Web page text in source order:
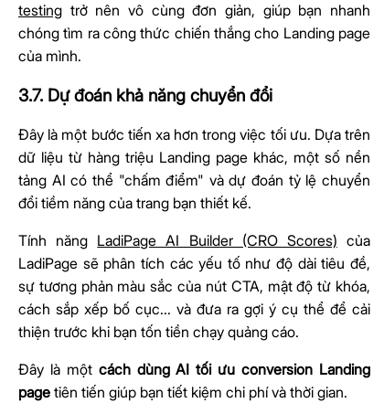
testing trở nên vô cùng đơn giản, giúp bạn nhanh
chóng tìm ra công thức chiến thắng cho Landing page
của mình.
3.7. Dự đoán khả năng chuyển đổi
Đây là một bước tiến xa hơn trong việc tối ưu. Dựa trên
dữ liệu từ hàng triệu Landing page khác, một số nền
tảng AI có thể "chấm điểm" và dự đoán tỷ lệ chuyển
đổi tiềm năng của trang bạn thiết kế.
Tính năng LadiPage AI Builder (CRO Scores) của
LadiPage sẽ phân tích các yếu tố như độ dài tiêu đề,
sự tương phản màu sắc của nút CTA, mật độ từ khóa,
cách sắp xếp bố cục... và đưa ra gợi ý cụ thể để cải
thiện trước khi bạn tốn tiền chạy quảng cáo.
Đây là một cách dùng AI tối ưu conversion Landing
page tiên tiến giúp bạn tiết kiệm chi phí và thời gian.